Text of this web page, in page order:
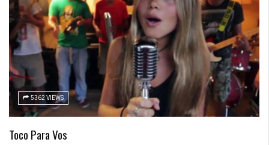
5362 VIEWS
Toco Para Vos